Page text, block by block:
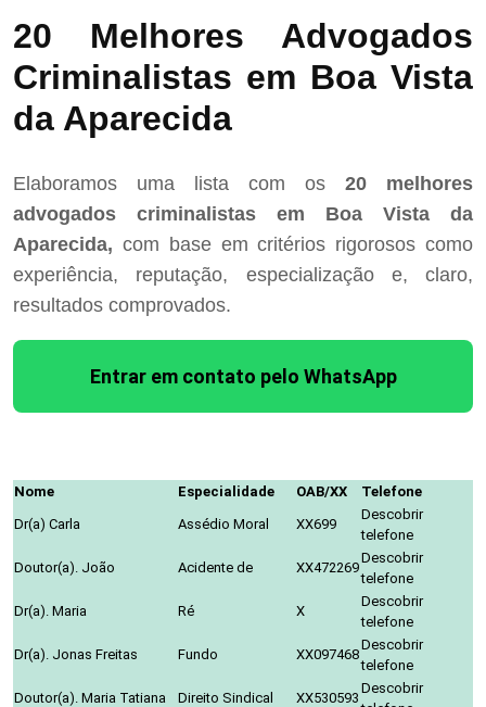
20 Melhores Advogados
Criminalistas em Boa Vista
da Aparecida
Elaboramos uma lista com os 20 melhores
advogados criminalistas em Boa Vista da
Aparecida, com base em critérios rigorosos como
experiência, reputação, especialização e, claro,
resultados comprovados.
Entrar em contato pelo WhatsApp
Nome Especialidade OAB/XX
Telefone
Dr(a) Carla
Assédio Moral XX699
Descobrir
telefone
Doutor(a). João
Acidente de XX472269
Descobrir
telefone
Dr(a). Maria
Ré X
Descobrir
telefone
Dr(a). Jonas Freitas
Fundo XX097468
Descobrir
telefone
Doutor(a). Maria Tatiana
Direito Sindical XX530593
Descobrir